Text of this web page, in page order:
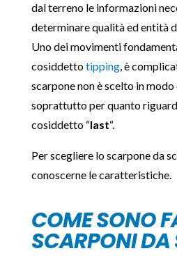
dal terreno le informazioni
determinare qualità ed entità
Uno dei movimenti
cosiddettotipping, è
scarpone non è scelto in
soprattutto per quanto
cosiddetto “last“.
Per scegliere lo scarpone da
conoscerne le caratteristiche.
COME SONO
SCARPONI DA